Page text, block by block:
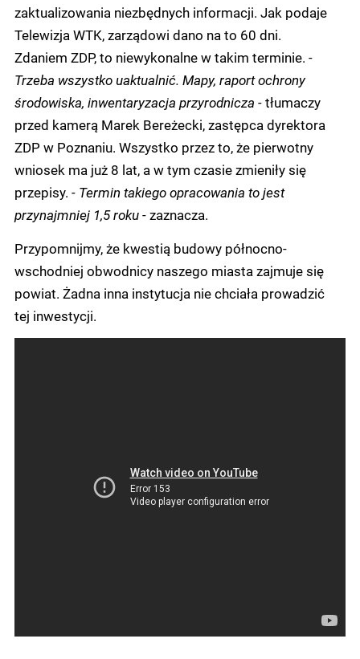
zaktualizowania niezbędnych informacji. Jak podaje
Telewizja WTK, zarządowi dano na to 60 dni.
Zdaniem ZDP, to niewykonalne w takim terminie. -
Trzeba wszystko uaktualnić. Mapy, raport ochrony
środowiska, inwentaryzacja przyrodnicza -tłumaczy
przed kamerą Marek Bereżecki, zastępca dyrektora
ZDP w Poznaniu. Wszystko przez to, że pierwotny
wniosek ma już 8 lat, a w tym czasie zmieniły się
przepisy. - Termin takiego opracowania to jest
przynajmniej 1,5 roku -zaznacza.
Przypomnijmy, że kwestią budowy północno-
wschodniej obwodnicy naszego miasta zajmuje się
powiat. Żadna inna instytucja nie chciała prowadzić
tej inwestycji.